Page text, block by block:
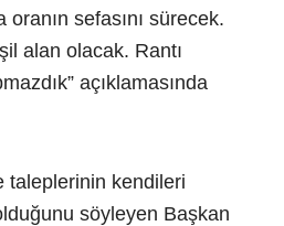
oranın sefasını sürecek.
alan olacak. Rantı
açıklamasında
taleplerinin kendileri
söyleyen Başkan